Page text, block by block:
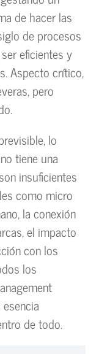
de hacer las
de procesos
eficientes y
Aspecto crítico,
pero
lo
tiene una
insuficientes
como micro
la conexión
el impacto
con los
los
de todo.